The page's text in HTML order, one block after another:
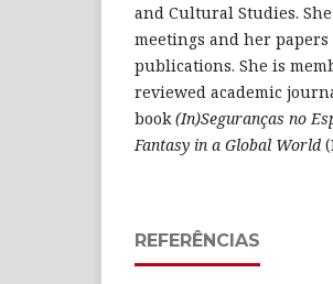
and Cultural Studies.
meetings and her
publications. She is
reviewed academic
book(In)Seguranças no
Fantasy in a Global World
REFERÊNCIAS